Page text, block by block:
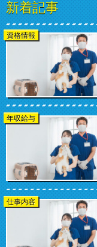
新着記事
資格情報
年収給与
仕事内容